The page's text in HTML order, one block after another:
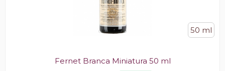
50 ml
Fernet Branca Miniatura 50 ml